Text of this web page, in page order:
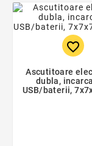
favorite_border
Ascutitoare
dubla,
USB/baterii,